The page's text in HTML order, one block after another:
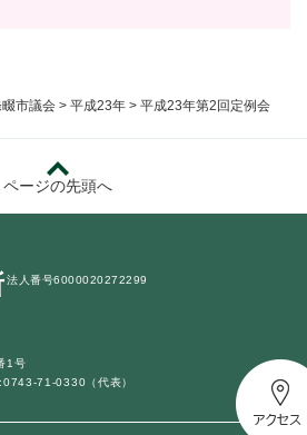
畷市議会 > 平成23年 > 平成23年第2回定例会
ページの先頭へ
法人番号6000020272299
1号
71-0330（代表）